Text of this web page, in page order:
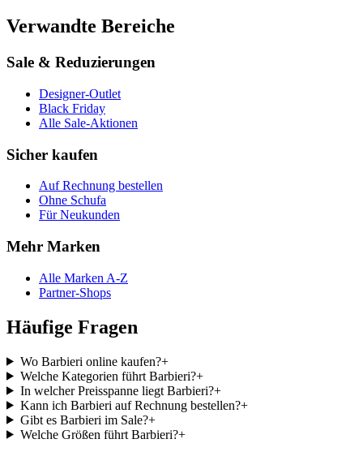
Verwandte Bereiche
Sale & Reduzierungen
Designer-Outlet
Black Friday
Alle Sale-Aktionen
Sicher kaufen
Auf Rechnung bestellen
Ohne Schufa
Für Neukunden
Mehr Marken
Alle Marken A-Z
Partner-Shops
Häufige Fragen
Wo Barbieri online kaufen?+
Welche Kategorien führt Barbieri?+
In welcher Preisspanne liegt Barbieri?+
Kann ich Barbieri auf Rechnung bestellen?+
Gibt es Barbieri im Sale?+
Welche Größen führt Barbieri?+